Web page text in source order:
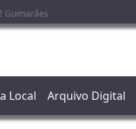
Guimarães
Local Arquivo Digital